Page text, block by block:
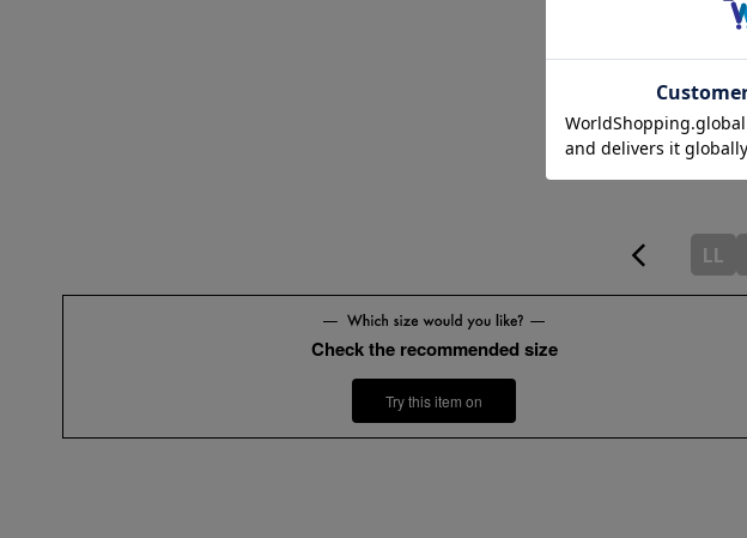
Thickness of thigh
112cm
LL
Check the recommended size
Try this item on